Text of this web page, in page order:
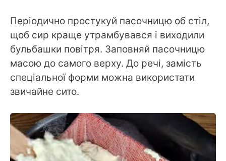
Періодично простукуй пасочницю об стіл,
щоб сир краще утрамбувався і виходили
бульбашки повітря. Заповняй пасочницю
масою до самого верху. До речі, замість
спеціальної форми можна використати
звичайне сито.